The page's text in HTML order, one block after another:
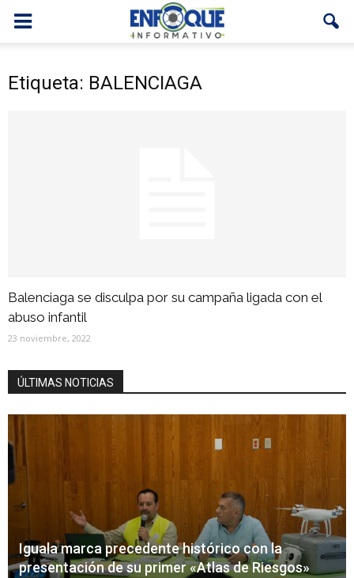
Etiqueta: BALENCIAGA
Balenciaga se disculpa por su campaña ligada con el
abuso infantil
23 noviembre, 2022
ÚLTIMAS NOTICIAS
Iguala marca precedente histórico con la
presentación de su primer «Atlas de Riesgos»